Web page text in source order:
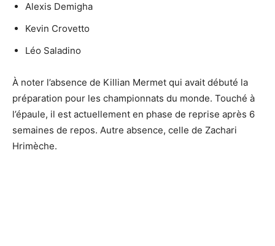
Alexis Demigha
Kevin Crovetto
Léo Saladino
À noter l’absence de Killian Mermet qui avait débuté la
préparation pour les championnats du monde. Touché à
l’épaule, il est actuellement en phase de reprise après 6
semaines de repos. Autre absence, celle de Zachari
Hrimèche.